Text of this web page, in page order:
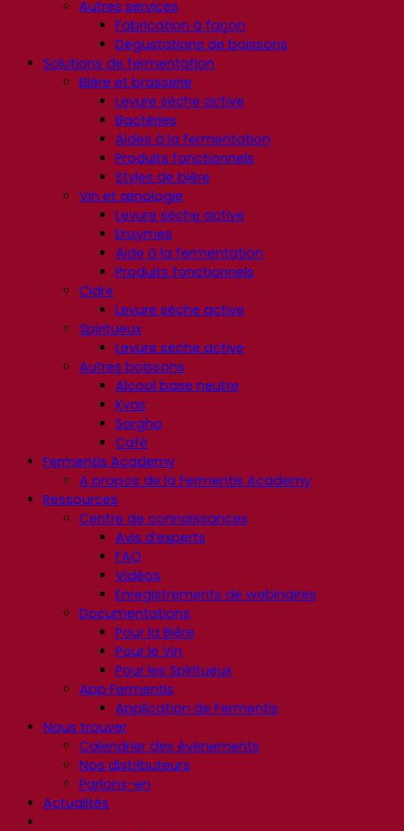
Autres services
Fabrication à façon
Dégustations de boissons
Solutions de fermentation
Bière et brasserie
Levure sèche active
Bactéries
Aides à la fermentation
Produits fonctionnels
Styles de bière
Vin et œnologie
Levure sèche active
Enzymes
Aide à la fermentation
Produits fonctionnels
Cidre
Levure sèche active
Spiritueux
Levure sèche active
Autres boissons
Alcool base neutre
Kvas
Sorgho
Café
Fermentis Academy
A propos de la Fermentis Academy
Ressources
Centre de connaissances
Avis d’experts
FAQ
Vidéos
Enregistrements de webinaires
Documentations
Pour la Bière
Pour le Vin
Pour les Spiritueux
App Fermentis
Application de Fermentis
Nous trouver
Calendrier des événements
Nos distributeurs
Parlons-en
Actualités